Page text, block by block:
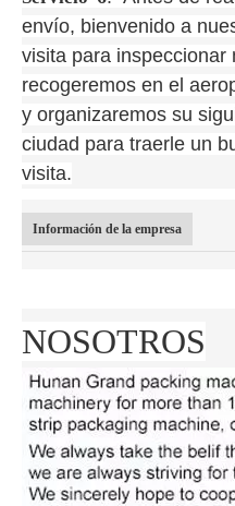
envío, bienvenido a
visita para inspeccionar
recogeremos en el
y organizaremos su
ciudad para traerle un
visita.
Información de la empresa
NOSOTROS